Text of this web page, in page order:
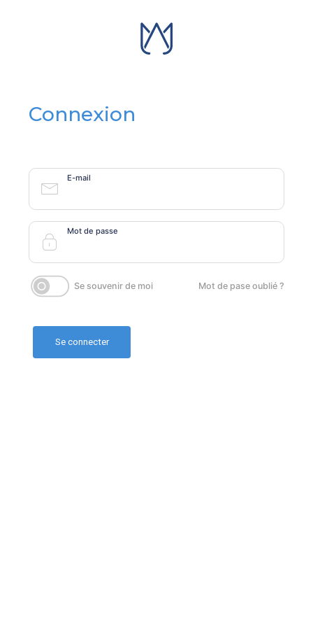
Connexion
E-mail
Mot de passe
Se souvenir de moi Mot de pase oublié ?
Se connecter